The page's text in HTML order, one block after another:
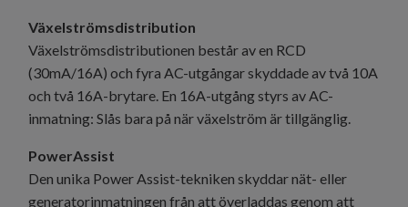
Växelströmsdistribution
Växelströmsdistributionen består av en RCD
(30mA/16A) och fyra AC-utgångar skyddade av två 10A
och två 16A-brytare. En 16A-utgång styrs av AC-
inmatning: Slås bara på när växelström är tillgänglig.
PowerAssist
Den unika Power Assist-tekniken skyddar nät- eller
generatorinmatningen från att överladdas genom att